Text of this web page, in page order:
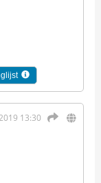
13:30